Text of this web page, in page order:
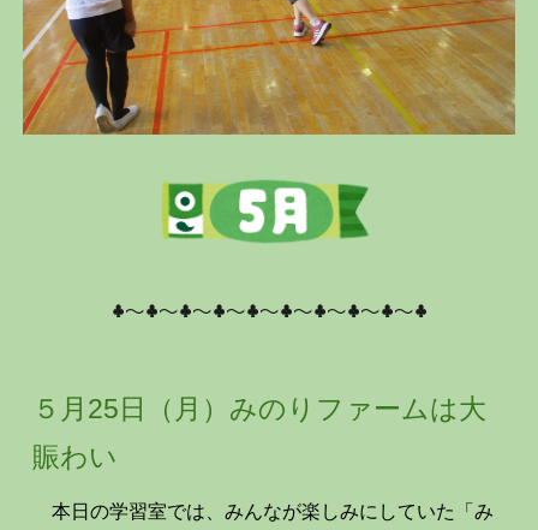
♣～♣～♣～♣～♣～♣～♣～♣～♣～♣
５月25日（月）みのりファームは大
賑わい
本日の学習室では、みんなが楽しみにしていた「み